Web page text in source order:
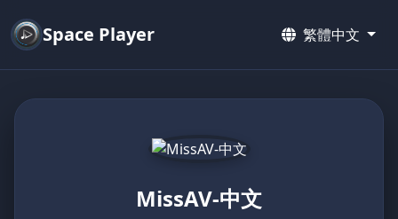
Space Player 繁體中文
MissAV-中文